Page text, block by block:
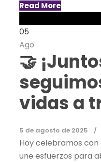
Read More
05
Ago
🤝
vidas a
5 de agosto de 2025
Hoy celebramos con
une esfuerzos para